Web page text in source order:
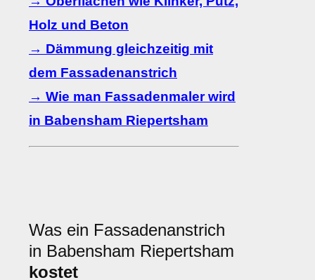
Holz und Beton
→ Dämmung gleichzeitig mit
dem Fassadenanstrich
→ Wie man Fassadenmaler wird
in Babensham Riepertsham
Was ein Fassadenanstrich
in Babensham Riepertsham
kostet